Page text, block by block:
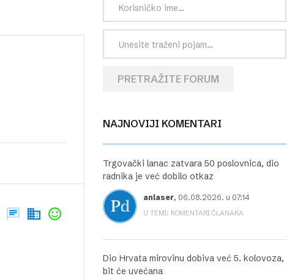
PRETRAŽITE FORUM
NAJNOVIJI KOMENTARI
Trgovački lanac zatvara 50 poslovnica, dio
radnika je već dobilo otkaz
anlaser, 06.08.2026. u 07:14
U TEMI: KOMENTARI ČLANAKA
Dio Hrvata mirovinu dobiva već 5. kolovoza,
bit će uvećana